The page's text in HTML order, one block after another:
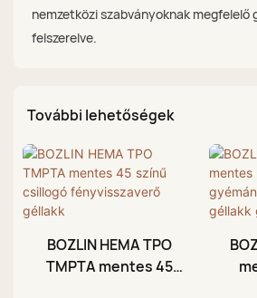
nemzetközi szabványoknak megfelelő
felszerelve.
További lehetőségek
BOZLIN HEMA TPO
TMPTA mentes 45